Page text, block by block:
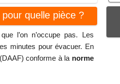
quelle pièce ?
l’on n’occupe pas. Les
minutes pour évacuer. En
conforme à la norme